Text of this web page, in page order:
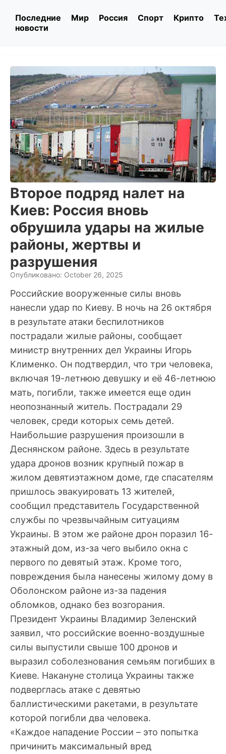
Последние
новости
Мир Россия Спорт Крипто
Второе подряд налет на
Киев: Россия вновь
обрушила удары на жилые
районы, жертвы и
разрушения
Опубликовано: October 26, 2025
Российские вооруженные силы вновь
нанесли удар по Киеву. В ночь на 26 октября
в результате атаки беспилотников
пострадали жилые районы, сообщает
министр внутренних дел Украины Игорь
Клименко. Он подтвердил, что три человека,
включая 19-летнюю девушку и её 46-летнюю
мать, погибли, также имеется еще один
неопознанный житель. Пострадали 29
человек, среди которых семь детей.
Наибольшие разрушения произошли в
Деснянском районе. Здесь в результате
удара дронов возник крупный пожар в
жилом девятиэтажном доме, где спасателям
пришлось эвакуировать 13 жителей,
сообщил представитель Государственной
службы по чрезвычайным ситуациям
Украины. В этом же районе дрон поразил 16-
этажный дом, из-за чего выбило окна с
первого по девятый этаж. Кроме того,
повреждения была нанесены жилому дому в
Оболонском районе из-за падения
обломков, однако без возгорания.
Президент Украины Владимир Зеленский
заявил, что российские военно-воздушные
силы выпустили свыше 100 дронов и
выразил соболезнования семьям погибших в
Киеве. Накануне столица Украины также
подверглась атаке с девятью
баллистическими ракетами, в результате
которой погибли два человека.
«Каждое нападение России – это попытка
причинить максимальный вред